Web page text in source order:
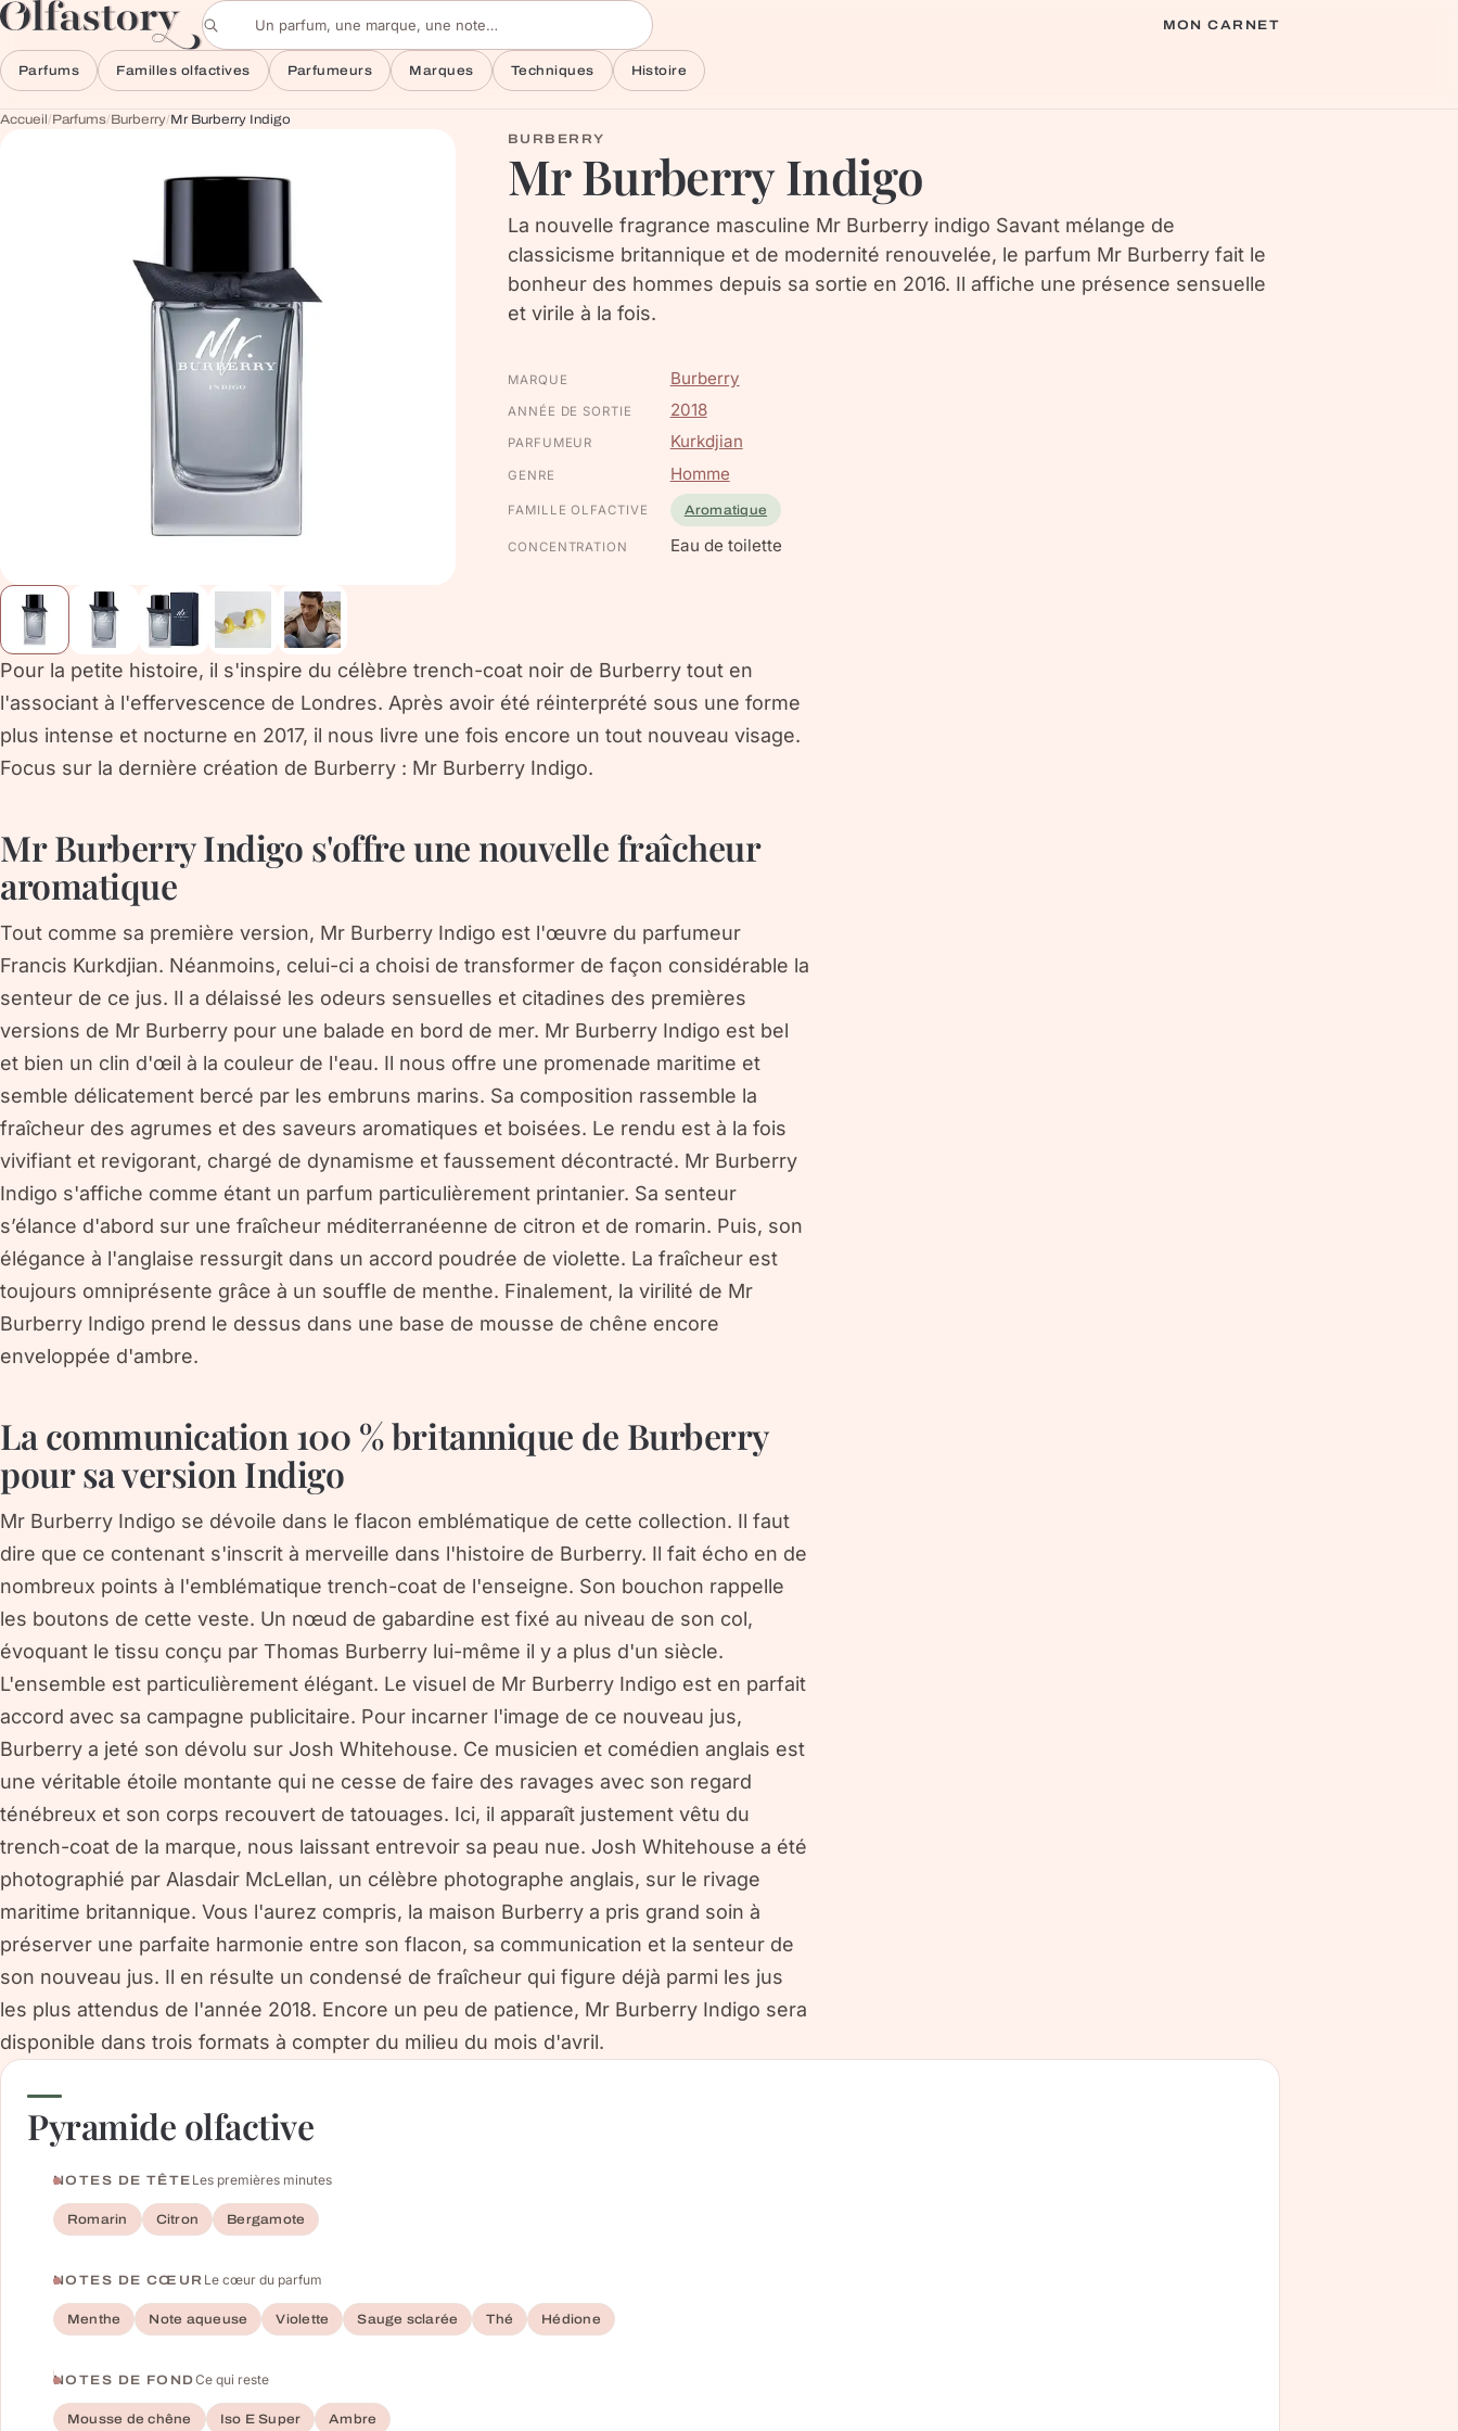
Aller au contenu
Rechercher un parfum
MON CARNET
Parfums Familles olfactives Parfumeurs Marques Techniques Histoire
Accueil/Parfums/Burberry/Mr Burberry Indigo
BURBERRY
Mr Burberry Indigo
La nouvelle fragrance masculine Mr Burberry indigo Savant mélange de
classicisme britannique et de modernité renouvelée, le parfum Mr Burberry fait le
bonheur des hommes depuis sa sortie en 2016. Il affiche une présence sensuelle
et virile à la fois.
MARQUE Burberry
ANNÉE DE SORTIE 2018
PARFUMEUR Kurkdjian
GENRE Homme
FAMILLE OLFACTIVE Aromatique
CONCENTRATION Eau de toilette
Pour la petite histoire, il s'inspire du célèbre trench-coat noir de Burberry tout en
l'associant à l'effervescence de Londres. Après avoir été réinterprété sous une forme
plus intense et nocturne en 2017, il nous livre une fois encore un tout nouveau visage.
Focus sur la dernière création de Burberry : Mr Burberry Indigo.
Mr Burberry Indigo s'offre une nouvelle fraîcheur
aromatique
Tout comme sa première version, Mr Burberry Indigo est l'œuvre du parfumeur
Francis Kurkdjian. Néanmoins, celui-ci a choisi de transformer de façon considérable la
senteur de ce jus. Il a délaissé les odeurs sensuelles et citadines des premières
versions de Mr Burberry pour une balade en bord de mer. Mr Burberry Indigo est bel
et bien un clin d'œil à la couleur de l'eau. Il nous offre une promenade maritime et
semble délicatement bercé par les embruns marins. Sa composition rassemble la
fraîcheur des agrumes et des saveurs aromatiques et boisées. Le rendu est à la fois
vivifiant et revigorant, chargé de dynamisme et faussement décontracté. Mr Burberry
Indigo s'affiche comme étant un parfum particulièrement printanier. Sa senteur
s’élance d'abord sur une fraîcheur méditerranéenne de citron et de romarin. Puis, son
élégance à l'anglaise ressurgit dans un accord poudrée de violette. La fraîcheur est
toujours omniprésente grâce à un souffle de menthe. Finalement, la virilité de Mr
Burberry Indigo prend le dessus dans une base de mousse de chêne encore
enveloppée d'ambre.
La communication 100 % britannique de Burberry
pour sa version Indigo
Mr Burberry Indigo se dévoile dans le flacon emblématique de cette collection. Il faut
dire que ce contenant s'inscrit à merveille dans l'histoire de Burberry. Il fait écho en de
nombreux points à l'emblématique trench-coat de l'enseigne. Son bouchon rappelle
les boutons de cette veste. Un nœud de gabardine est fixé au niveau de son col,
évoquant le tissu conçu par Thomas Burberry lui-même il y a plus d'un siècle.
L'ensemble est particulièrement élégant. Le visuel de Mr Burberry Indigo est en parfait
accord avec sa campagne publicitaire. Pour incarner l'image de ce nouveau jus,
Burberry a jeté son dévolu sur Josh Whitehouse. Ce musicien et comédien anglais est
une véritable étoile montante qui ne cesse de faire des ravages avec son regard
ténébreux et son corps recouvert de tatouages. Ici, il apparaît justement vêtu du
trench-coat de la marque, nous laissant entrevoir sa peau nue. Josh Whitehouse a été
photographié par Alasdair McLellan, un célèbre photographe anglais, sur le rivage
maritime britannique. Vous l'aurez compris, la maison Burberry a pris grand soin à
préserver une parfaite harmonie entre son flacon, sa communication et la senteur de
son nouveau jus. Il en résulte un condensé de fraîcheur qui figure déjà parmi les jus
les plus attendus de l'année 2018. Encore un peu de patience, Mr Burberry Indigo sera
disponible dans trois formats à compter du milieu du mois d'avril.
Pyramide olfactive
NOTES DE TÊTE Les premières minutes
Romarin Citron Bergamote
NOTES DE CŒUR Le cœur du parfum
Menthe Note aqueuse Violette Sauge sclarée Thé Hédione
NOTES DE FONDCe qui reste
Mousse de chêne Iso E Super Ambre